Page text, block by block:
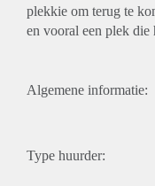
plekkie om terug te
en vooral een plek die
Algemene informatie:
Type huurder: